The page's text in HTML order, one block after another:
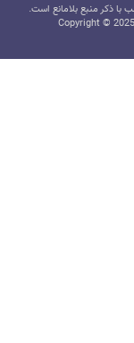
ذکر منبع بلامانع است.
Copyright ©